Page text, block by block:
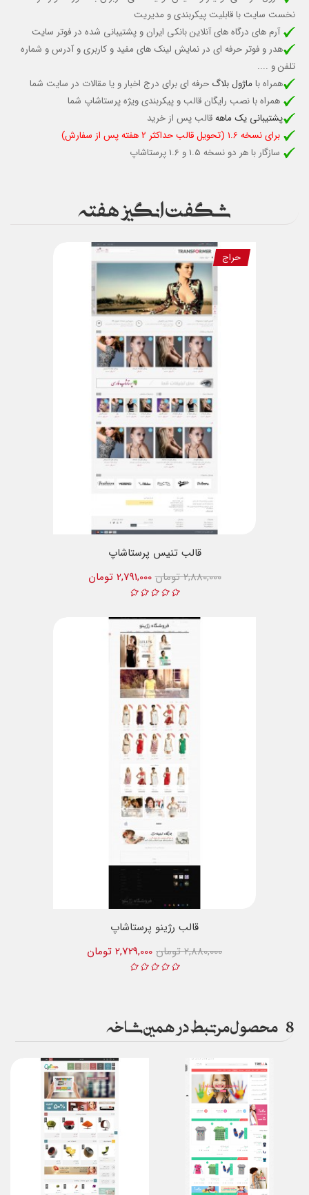
نخست سایت با قابلیت پیکربندی و مدیریت
آرم های درگاه های آنلاین بانکی ایران و پشتیبانی شده در فوتر سایت
هدر و فوتر حرفه ای در نمایش لینک های مفید و کاربری و آدرس و شماره
تلفن و ....
همراه باماژول بلاگ حرفه ای برای درج اخبار و یا مقالات در سایت شما
همراه با نصب رایگان قالب و پیکربندی ویژه پرستاشاپ شما
پشتیبانی یک ماههقالب پس از خرید
برای نسخه 1.6 (تحویل قالب حداکثر 2 هفته پس از سفارش)
سازگار با هر دو نسخه 1.5 و 1.6 پرستاشاپ
شگفت انگیز هفته
حراج
قالب تنیس پرستاشاپ
2,791,000 تومان
2,880,000 تومان
قالب رژینو پرستاشاپ
2,729,000 تومان
2,880,000 تومان
8 محصول مرتبط در همین شاخه